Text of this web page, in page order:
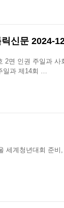
신문 2024-
2면 인권 주일과
일과 제14회 …
세계청년대회 준비